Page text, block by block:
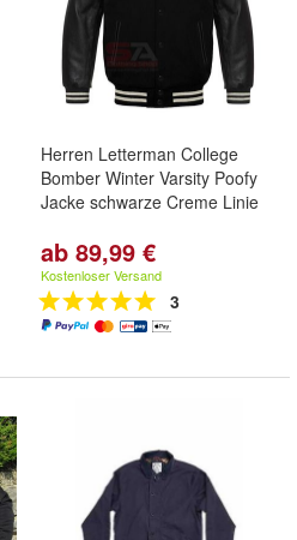
Herren Letterman College
Bomber Winter Varsity Poofy
Jacke schwarze Creme Linie
ab 89,99 €
Kostenloser Versand
3